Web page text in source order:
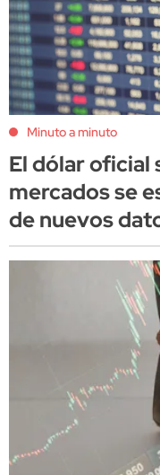
Minuto a minuto
El dólar oficial
mercados se
de nuevos